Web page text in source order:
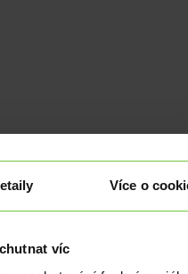
Více o
víc